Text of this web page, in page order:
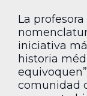
La
iniciativa
historia
comunidad